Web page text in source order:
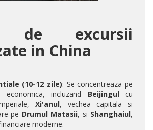
de excursii
in China
(10-12 zile): Se concentreaza pe
incluzand Beijingulcu
Xi'anul, vechea capitala si
pe Drumul Matasii, si Shanghaiul,
moderne.